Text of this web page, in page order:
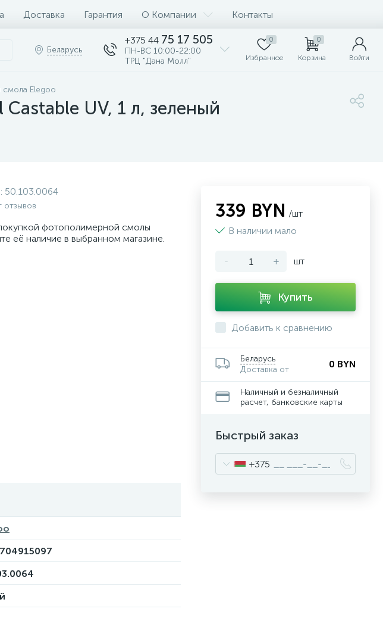
Доставка Гарантия О Компании Контакты
Беларусь
+375 44 75 17 505
ПН-ВС 10:00-22:00
ТРЦ "Дана Молл"
0
Избранное
0
Корзина Войти
Elegoo
UV, 1 л, зеленый
50.103.0064
отзывов
фотополимерной смолы
её наличие в выбранном магазине.
339 BYN /шт
В наличии мало
- + шт
Купить
Добавить к сравнению
Беларусь
Доставка от
0 BYN
Наличный и безналичный
расчет, банковские карты
Быстрый заказ
+375